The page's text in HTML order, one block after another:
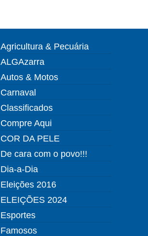
Agricultura & Pecuária
ALGAzarra
Autos & Motos
Carnaval
Classificados
Compre Aqui
COR DA PELE
De cara com o povo!!!
Dia-a-Dia
Eleições 2016
ELEIÇÕES 2024
Esportes
Famosos